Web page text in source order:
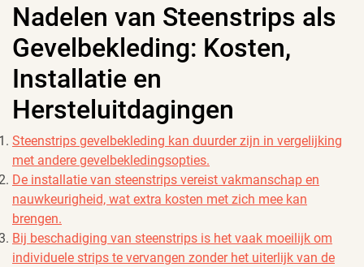
Nadelen van Steenstrips als
Gevelbekleding: Kosten,
Installatie en
Hersteluitdagingen
Steenstrips gevelbekleding kan duurder zijn in vergelijking
met andere gevelbekledingsopties.
De installatie van steenstrips vereist vakmanschap en
nauwkeurigheid, wat extra kosten met zich mee kan
brengen.
Bij beschadiging van steenstrips is het vaak moeilijk om
individuele strips te vervangen zonder het uiterlijk van de